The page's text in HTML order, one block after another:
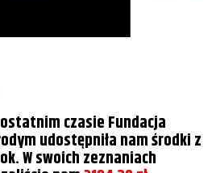
czasie Fundacja
udostępniła nam środki z
W swoich zeznaniach